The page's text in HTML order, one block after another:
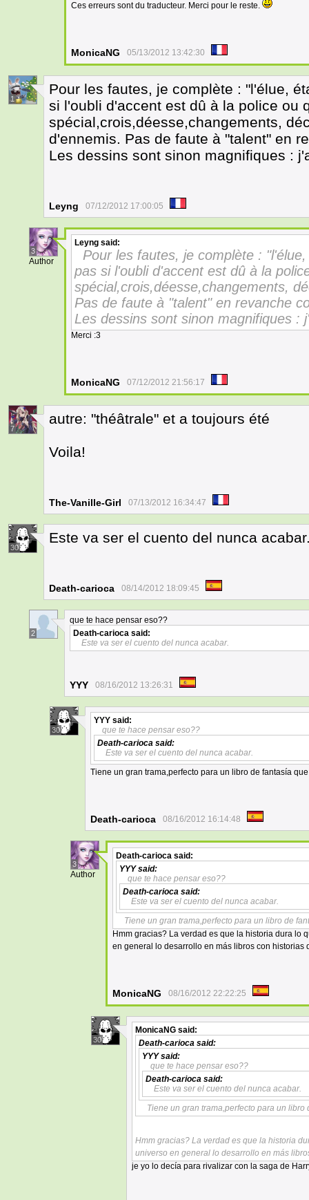
Ces erreurs sont du traducteur. Merci pour le reste.
MonicaNG 05/13/2012 13:42:30
1
Pour les fautes, je complète : "l'élue,
si l'oubli d'accent est dû à la police ou
spécial,crois,déesse,changements,
d'ennemis. Pas de faute à "talent" en
Les dessins sont sinon magnifiques :
Leyng 07/12/2012 17:00:05
3
Author
Leyng said:
Pour les fautes, je complète :
pas si l'oubli d'accent est dû à la
spécial,crois,déesse,changements,
Pas de faute à "talent" en revanche
Les dessins sont sinon magnifiques :
Merci :3
MonicaNG 07/12/2012 21:56:17
7
autre: "théâtrale" et a toujours été
Voila!
The-Vanille-Girl 07/13/2012 16:34:47
30
Este va ser el cuento del nunca
Death-carioca 08/14/2012 18:09:45
2
que te hace pensar eso??
Death-carioca said:
Este va ser el cuento del nunca acabar.
YYY 08/16/2012 13:26:31
30
YYY said:
que te hace pensar eso??
Death-carioca said:
Este va ser el cuento del nunca acabar.
Tiene un gran trama,perfecto para un libro de fantasía
Death-carioca 08/16/2012 16:14:48
3
Author
Death-carioca said:
YYYsaid:
que te hace pensar eso??
Death-carioca said:
Este va ser el cuento del nunca acabar.
Tiene un gran trama,perfecto para un libro de
Hmm gracias? La verdad es que la historia dura lo
en general lo desarrollo en más libros con historias
MonicaNG 08/16/2012 22:22:25
30
MonicaNG said:
Death-carioca said:
YYYsaid:
que te hace pensar eso??
Death-carioca said:
Este va ser el cuento del nunca acabar.
Tiene un gran trama,perfecto para un
Hmm gracias? La verdad es que la historia
universo en general lo desarrollo en más
je yo lo decía para rivalizar con la saga de